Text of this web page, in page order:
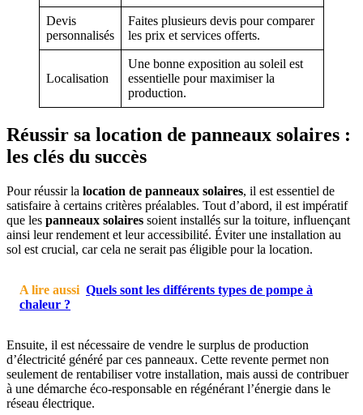
Devis
personnalisés
Faites plusieurs devis pour comparer
les prix et services offerts.
Localisation
Une bonne exposition au soleil est
essentielle pour maximiser la
production.
Réussir sa location de panneaux solaires :
les clés du succès
Pour réussir la location de panneaux solaires, il est essentiel de
satisfaire à certains critères préalables. Tout d’abord, il est impératif
que les panneaux solaires soient installés sur la toiture, influençant
ainsi leur rendement et leur accessibilité. Éviter une installation au
sol est crucial, car cela ne serait pas éligible pour la location.
A lire aussi Quels sont les différents types de pompe à
chaleur ?
Ensuite, il est nécessaire de vendre le surplus de production
d’électricité généré par ces panneaux. Cette revente permet non
seulement de rentabiliser votre installation, mais aussi de contribuer
à une démarche éco-responsable en régénérant l’énergie dans le
réseau électrique.